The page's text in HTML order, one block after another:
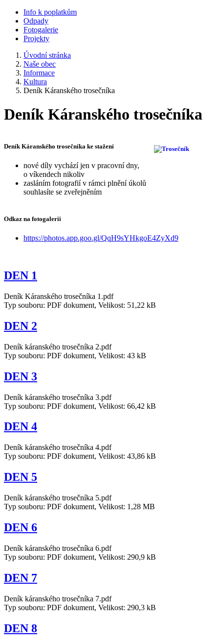
Info k poplatkům
Odpady
Fotogalerie
Projekty
Úvodní stránka
Naše obec
Informace
Kultura
Deník Káranského trosečníka
Deník Káranského trosečníka
Deník Káranského trosečníka ke stažení
nové díly vychází jen v pracovní dny,
o víkendech nikoliv
zasláním fotografií v rámci plnění úkolů
souhlasíte se zveřejněním
Odkaz na fotogalerii
https://photos.app.goo.gl/QqH9sYHkgoE4ZyXd9
DEN 1
Deník Káranského trosečníka 1.pdf
Typ souboru: PDF dokument, Velikost: 51,22 kB
DEN 2
Deník káranského trosečníka 2.pdf
Typ souboru: PDF dokument, Velikost: 43 kB
DEN 3
Deník káranského trosečníka 3.pdf
Typ souboru: PDF dokument, Velikost: 66,42 kB
DEN 4
Deník káranského trosečníka 4.pdf
Typ souboru: PDF dokument, Velikost: 43,86 kB
DEN 5
Deník káranského trosečníka 5.pdf
Typ souboru: PDF dokument, Velikost: 1,28 MB
DEN 6
Deník káranského trosečníka 6.pdf
Typ souboru: PDF dokument, Velikost: 290,9 kB
DEN 7
Deník káranského trosečníka 7.pdf
Typ souboru: PDF dokument, Velikost: 290,3 kB
DEN 8